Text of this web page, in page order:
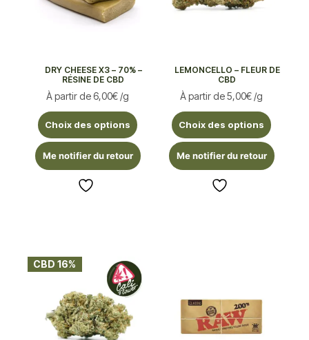
DRY CHEESE X3 – 70% –
RÉSINE DE CBD
À partir de6,00€ /g
Choix des options
Me notifier du retour
LEMONCELLO – FLEUR DE
CBD
À partir de5,00€ /g
Choix des options
Me notifier du retour
CBD 16%